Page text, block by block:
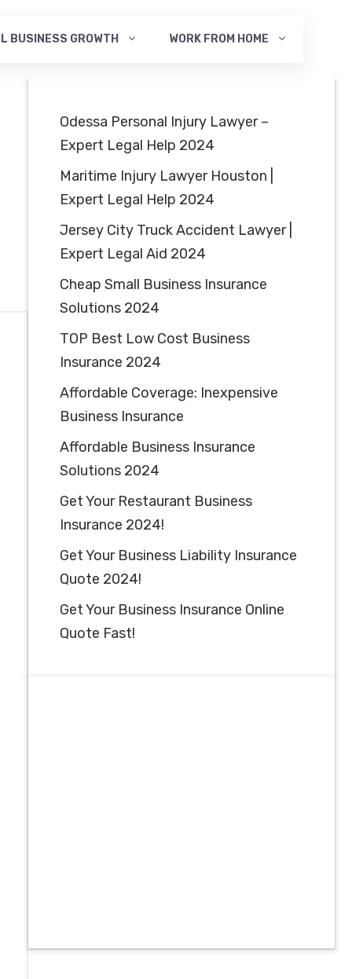
BUSINESS GROWTH WORK FROM HOME
Odessa Personal Injury Lawyer –
Expert Legal Help 2024
Maritime Injury Lawyer Houston |
Expert Legal Help 2024
Jersey City Truck Accident Lawyer |
Expert Legal Aid 2024
Cheap Small Business Insurance
Solutions 2024
TOP Best Low Cost Business
Insurance 2024
Affordable Coverage: Inexpensive
Business Insurance
Affordable Business Insurance
Solutions 2024
Get Your Restaurant Business
Insurance 2024!
Get Your Business Liability Insurance
Quote 2024!
Get Your Business Insurance Online
Quote Fast!